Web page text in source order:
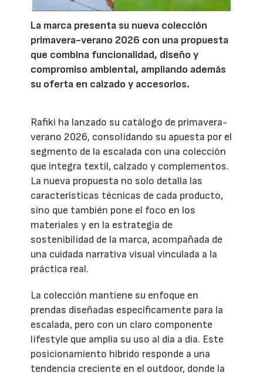
La marca presenta su nueva colección
primavera-verano 2026 con una propuesta
que combina funcionalidad, diseño y
compromiso ambiental, ampliando además
su oferta en calzado y accesorios.
Rafiki ha lanzado su catálogo de primavera-
verano 2026, consolidando su apuesta por el
segmento de la escalada con una colección
que integra textil, calzado y complementos.
La nueva propuesta no solo detalla las
características técnicas de cada producto,
sino que también pone el foco en los
materiales y en la estrategia de
sostenibilidad de la marca, acompañada de
una cuidada narrativa visual vinculada a la
práctica real.
La colección mantiene su enfoque en
prendas diseñadas específicamente para la
escalada, pero con un claro componente
lifestyle que amplía su uso al día a día. Este
posicionamiento híbrido responde a una
tendencia creciente en el outdoor, donde la